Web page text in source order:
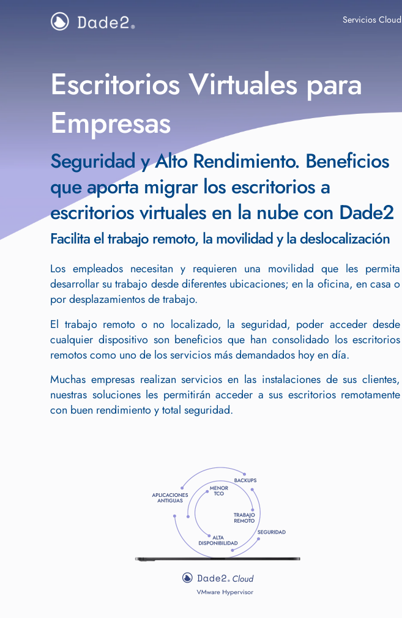
Servicios Cloud
Escritorios Virtuales para
Empresas
Seguridad y Alto Rendimiento. Beneficios
que aporta migrar los escritorios a
escritorios virtuales en la nube con Dade2
Facilita el trabajo remoto, la movilidad y la deslocalización
Los empleados necesitan y requieren una movilidad que les permita
desarrollar su trabajo desde diferentes ubicaciones; en la oficina, en casa o
por desplazamientos de trabajo.
El trabajo remoto o no localizado, la seguridad, poder acceder desde
cualquier dispositivo son beneficios que han consolidado los escritorios
remotos como uno de los servicios más demandados hoy en día.
Muchas empresas realizan servicios en las instalaciones de sus clientes,
nuestras soluciones les permitirán acceder a sus escritorios remotamente
con buen rendimiento y total seguridad.